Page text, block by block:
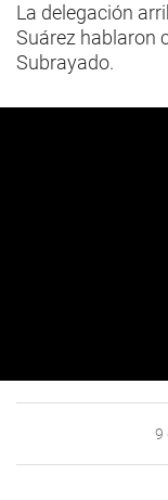
La delegación
Suárez hablaron
Subrayado.
9